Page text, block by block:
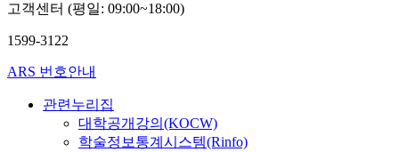
고객센터 (평일: 09:00~18:00)
1599-3122
ARS 번호안내
관련누리집
대학공개강의(KOCW)
학술정보통계시스템(Rinfo)